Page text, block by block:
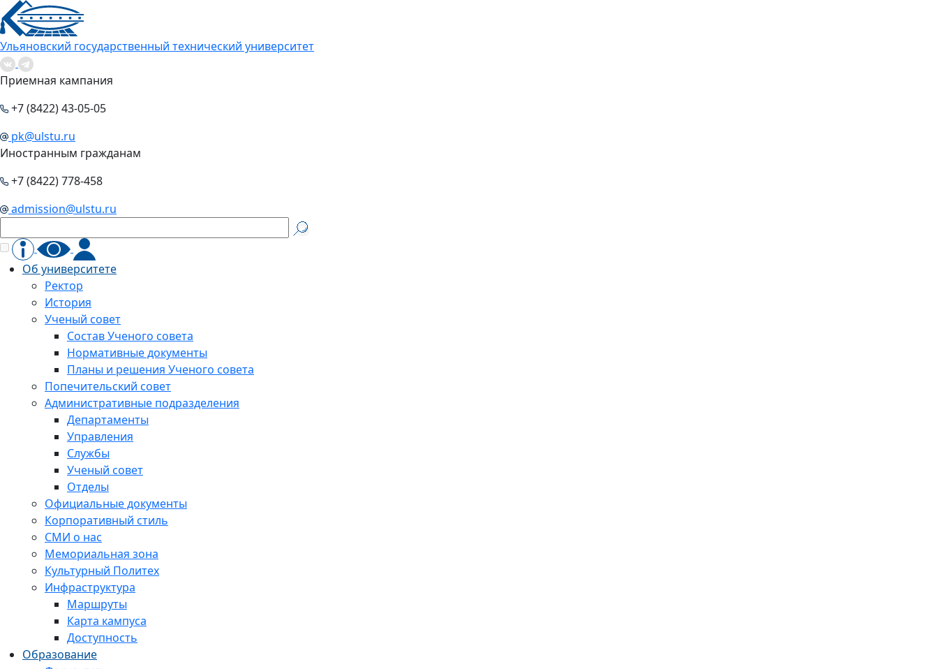
Ульяновский государственный технический университет
Приемная кампания
+7 (8422) 43-05-05
pk@ulstu.ru
Иностранным гражданам
+7 (8422) 778-458
admission@ulstu.ru
Об университете
Ректор
История
Ученый совет
Состав Ученого совета
Нормативные документы
Планы и решения Ученого совета
Попечительский совет
Административные подразделения
Департаменты
Управления
Службы
Ученый совет
Отделы
Официальные документы
Корпоративный стиль
СМИ о нас
Мемориальная зона
Культурный Политех
Инфраструктура
Маршруты
Карта кампуса
Доступность
Образование